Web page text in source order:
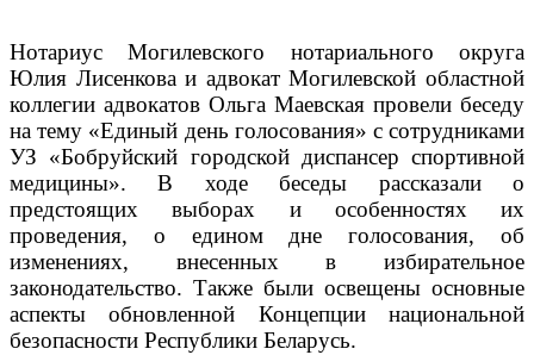
Нотариус Могилевского нотариального округа
Юлия Лисенкова и адвокат Могилевской областной
коллегии адвокатов Ольга Маевская провели беседу
на тему «Единый день голосования» с сотрудниками
УЗ «Бобруйский городской диспансер спортивной
медицины». В ходе беседы рассказали о
предстоящих выборах и особенностях их
проведения, о едином дне голосования, об
изменениях, внесенных в избирательное
законодательство. Также были освещены основные
аспекты обновленной Концепции национальной
безопасности Республики Беларусь.